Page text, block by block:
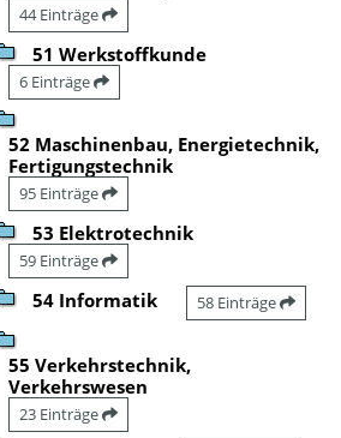
44 Einträge
51 Werkstoffkunde
6 Einträge
52 Maschinenbau, Energietechnik,
Fertigungstechnik
95 Einträge
53 Elektrotechnik
59 Einträge
54 Informatik 58 Einträge
55 Verkehrstechnik,
Verkehrswesen
23 Einträge